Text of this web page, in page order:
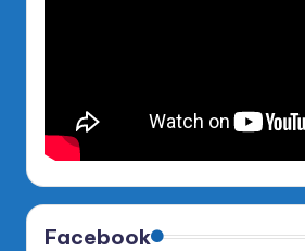
Facebook